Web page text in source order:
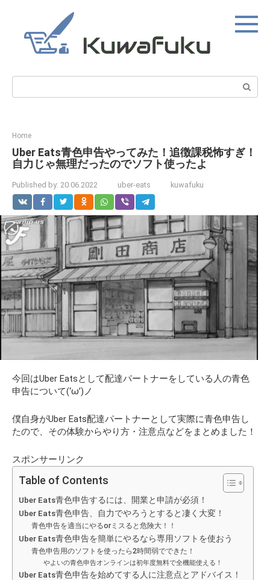
content
Search:
Home
Uber Eats青色申告やってみた！追徴課税怖すぎ！
自力じゃ無理だったのでソフト使ったよ
Published by: 20.06.2022 uber-eats kuwafuku
今回はUber Eatsとして配達パートナーをしている人の青色
申告について(‘ω’)ノ
僕自身がUber Eats配達パートナーとして実際に青色申告し
たので、その体験からやり方・注意点などをまとめました！
スポンサーリンク
Table of Contents
Uber Eats青色申告するには、開業と申請が必須！
Uber Eats青色申告、自力でやろうとすると凄く大変！
青色申告を適当にやるorミスると危険大！！
Uber Eats青色申告を簡単にやるなら専用ソフトを使おう
青色申告用のソフトを使ったら2時間弱でできた！
やよいの青色申告オンラインは初年度無料で全機能使える！
Uber Eats青色申告を始めてする人に注意点とアドバイス！